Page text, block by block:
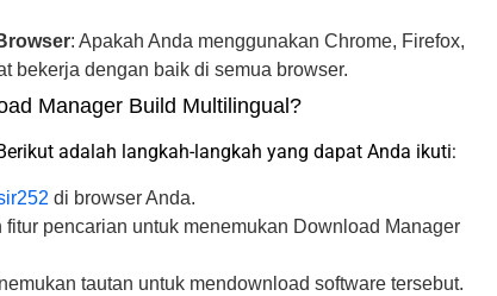
: Apakah Anda menggunakan Chrome, Firefox,
bekerja dengan baik di semua browser.
Manager Build Multilingual?
adalah langkah-langkah yang dapat Anda ikuti:
di browser Anda.
fitur pencarian untuk menemukan Download Manager
tautan untuk mendownload software tersebut.